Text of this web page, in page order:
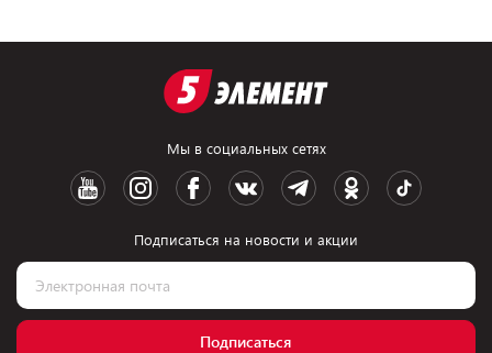
Мы в социальных сетях
Подписаться на новости и акции
Подписаться